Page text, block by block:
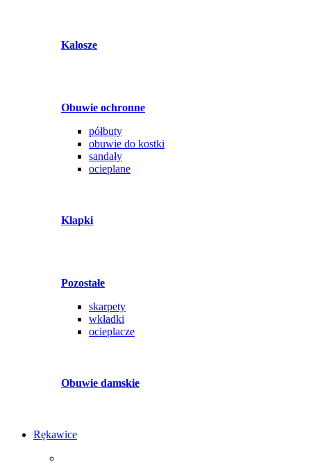
Kalosze
Obuwie ochronne
półbuty
obuwie do kostki
sandały
ocieplane
Klapki
Pozostałe
skarpety
wkładki
ocieplacze
Obuwie damskie
Rękawice